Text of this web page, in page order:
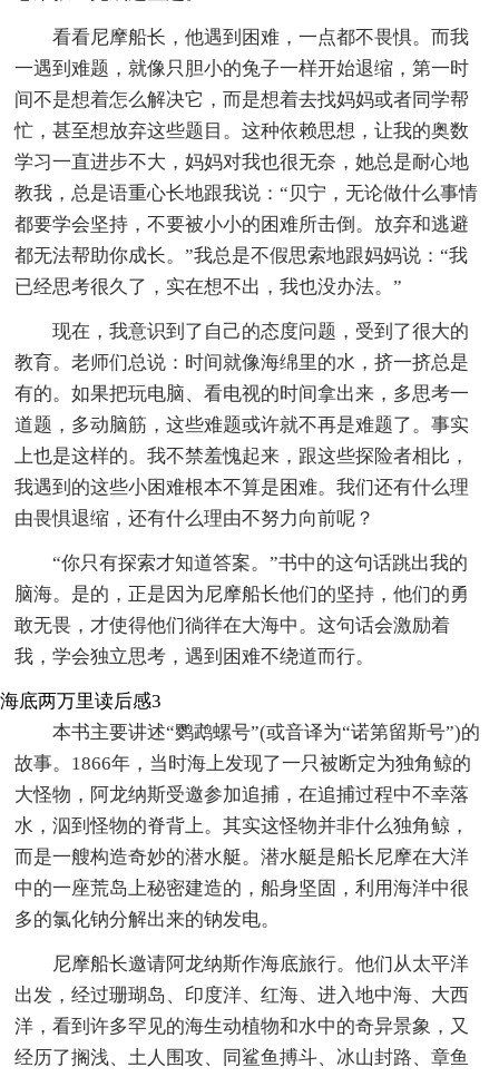
看看尼摩船长，他遇到困难，一点都不畏惧。而我
一遇到难题，就像只胆小的兔子一样开始退缩，第一时
间不是想着怎么解决它，而是想着去找妈妈或者同学帮
忙，甚至想放弃这些题目。这种依赖思想，让我的奥数
学习一直进步不大，妈妈对我也很无奈，她总是耐心地
教我，总是语重心长地跟我说：“贝宁，无论做什么事情
都要学会坚持，不要被小小的困难所击倒。放弃和逃避
都无法帮助你成长。”我总是不假思索地跟妈妈说：“我
已经思考很久了，实在想不出，我也没办法。”
现在，我意识到了自己的态度问题，受到了很大的
教育。老师们总说：时间就像海绵里的水，挤一挤总是
有的。如果把玩电脑、看电视的时间拿出来，多思考一
道题，多动脑筋，这些难题或许就不再是难题了。事实
上也是这样的。我不禁羞愧起来，跟这些探险者相比，
我遇到的这些小困难根本不算是困难。我们还有什么理
由畏惧退缩，还有什么理由不努力向前呢？
“你只有探索才知道答案。”书中的这句话跳出我的
脑海。是的，正是因为尼摩船长他们的坚持，他们的勇
敢无畏，才使得他们徜徉在大海中。这句话会激励着
我，学会独立思考，遇到困难不绕道而行。
海底两万里读后感3
本书主要讲述“鹦鹉螺号”(或音译为“诺第留斯号”)的
故事。1866年，当时海上发现了一只被断定为独角鲸的
大怪物，阿龙纳斯受邀参加追捕，在追捕过程中不幸落
水，泅到怪物的脊背上。其实这怪物并非什么独角鲸，
而是一艘构造奇妙的潜水艇。潜水艇是船长尼摩在大洋
中的一座荒岛上秘密建造的，船身坚固，利用海洋中很
多的氯化钠分解出来的钠发电。
尼摩船长邀请阿龙纳斯作海底旅行。他们从太平洋
出发，经过珊瑚岛、印度洋、红海、进入地中海、大西
洋，看到许多罕见的海生动植物和水中的奇异景象，又
经历了搁浅、土人围攻、同鲨鱼搏斗、冰山封路、章鱼